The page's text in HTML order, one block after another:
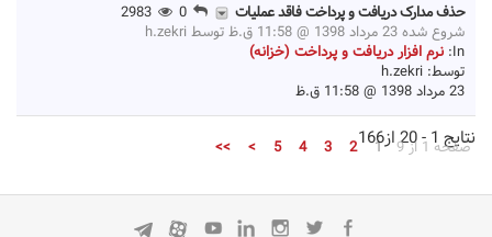
حذف مدارک دریافت و پرداخت فاقد عملیات
0
شروع شده 23 مرداد 1398 @ 11:58 ق.ظ توسط
h.zekri
In: نرم افزار دریافت و پرداخت (خزانه)
توسط: h.zekri
23 مرداد 1398 @ 11:58 ق.ظ
صفحه 1 از 9 1
2
3
4
5
>
>> نتایج 1 - 20 از166